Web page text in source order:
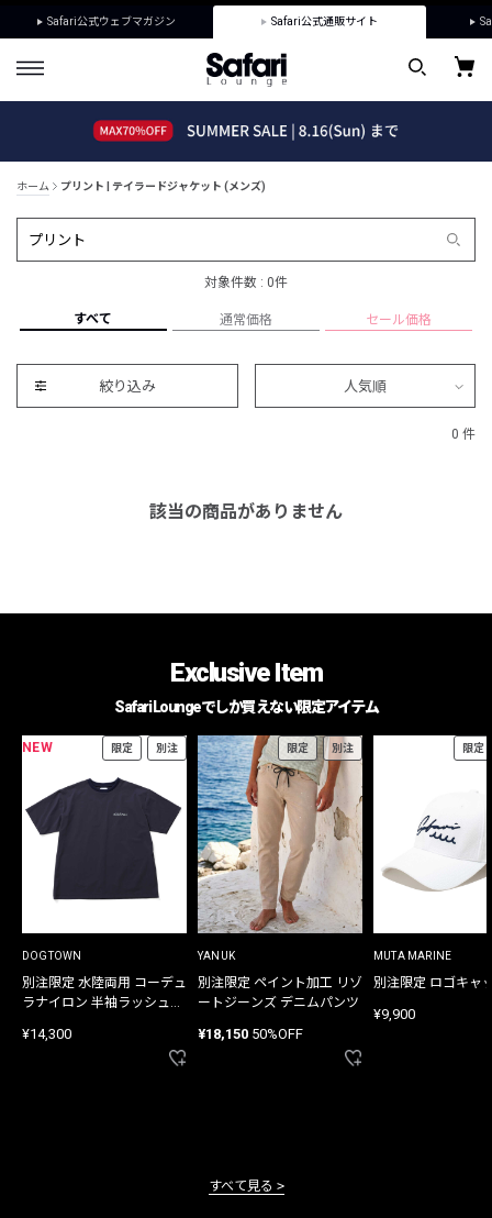
Safari公式ウェブマガジン Safari公式通販サイト
ホーム プリント | テイラードジャケット (メンズ)
対象件数 : 0件
すべて 通常価格 セール価格
絞り込み 人気順
0 件
該当の商品がありません
Exclusive Item
Safari Loungeでしか買えない限定アイテム
NEW 限定 別注
DOGTOWN
別注限定 水陸両用 コーデュ
ラナイロン 半袖ラッシュガ
¥14,300
限定 別注
YANUK
別注限定 ペイント加工 リゾ
ートジーンズ デニムパンツ
¥18,150 50%OFF
限定
MUTA MARINE
別注限定 ロゴキャ
¥9,900
すべて見る